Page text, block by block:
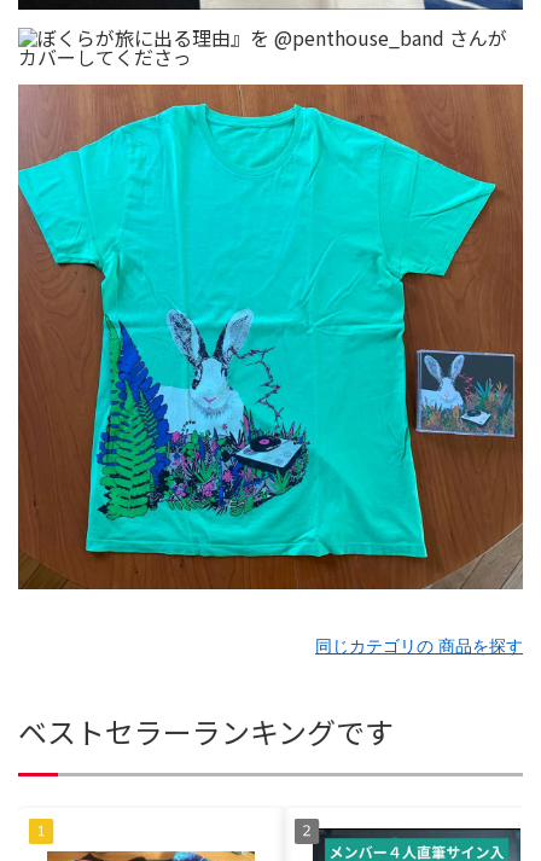
同じカテゴリの 商品を探す
ベストセラーランキングです